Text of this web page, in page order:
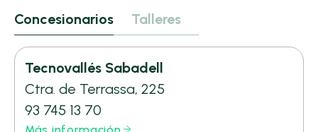
Concesionarios
Talleres
Tecnovallés Sabadell
Ctra. de Terrassa, 225
93 745 13 70
Más información